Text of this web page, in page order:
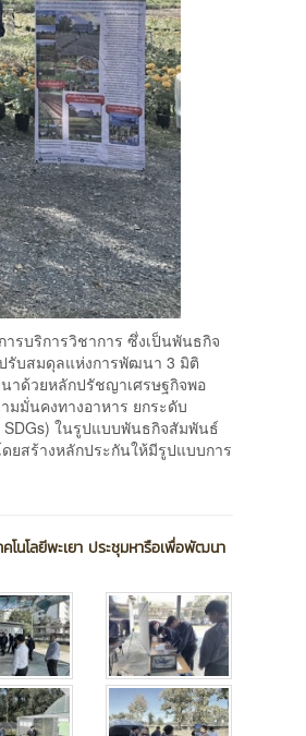
รบริการวิชาการ ซึ่งเป็นพันธกิจ
รับสมดุลแห่งการพัฒนา 3 มิติ
าด้วยหลักปรัชญาเศรษฐกิจพอ
มมั่นคงทางอาหาร ยกระดับ
SDGs) ในรูปแบบพันธกิจสัมพันธ์
ยสร้างหลักประกันให้มีรูปแบบการ
โนโลยีพะเยา ประชุมหารือเพื่อพัฒนา